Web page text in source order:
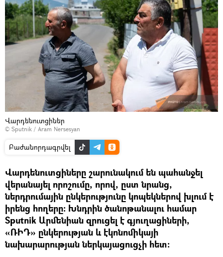
Վարդենուտցիներ
© Sputnik / Aram Nersesyan
Բաժանորդագրվել
Վարդենուտցիները շարունակում են պահանջել
վերանայել որոշումը, որով, ըստ նրանց,
ներդրումային ընկերությունը կոպեկներով խլում է
իրենց հողերը։ Խնդրին ծանոթանալու համար
Sputnik Արմենիան զրուցել է գյուղացիների,
«ՌԻԴ» ընկերության և էկոնոմիկայի
նախարարության ներկայացուցչի հետ։